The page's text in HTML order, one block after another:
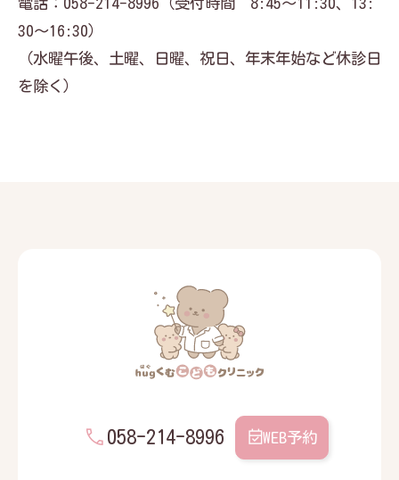
電話：058-214-8996（受付時間 8:45～11:30、13:
30～16:30）
（水曜午後、土曜、日曜、祝日、年末年始など休診日
を除く）
058-214-8996 WEB予約